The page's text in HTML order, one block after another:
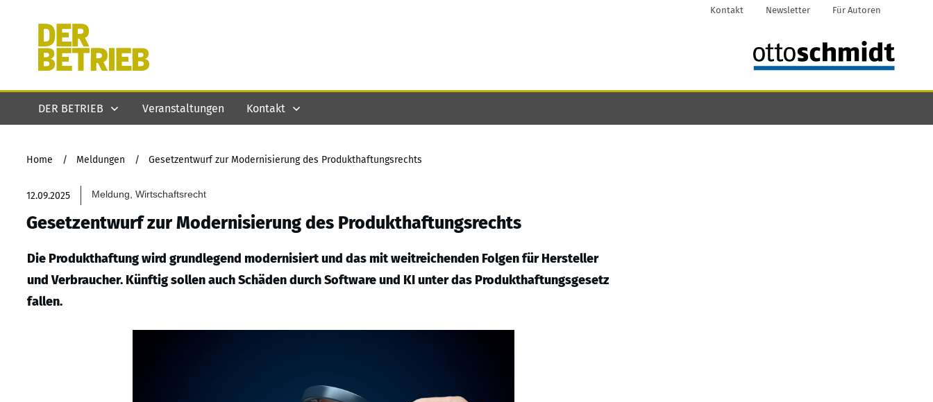
Kontakt Newsletter Für Autoren
DER BETRIEB Veranstaltungen Kontakt
Home / Meldungen / Gesetzentwurf zur Modernisierung des Produkthaftungsrechts
12.09.2025 Meldung, Wirtschaftsrecht
Gesetzentwurf zur Modernisierung des Produkthaftungsrechts
Die Produkthaftung wird grundlegend modernisiert und das mit weitreichenden Folgen für Hersteller
und Verbraucher. Künftig sollen auch Schäden durch Software und KI unter das Produkthaftungsgesetz
fallen.